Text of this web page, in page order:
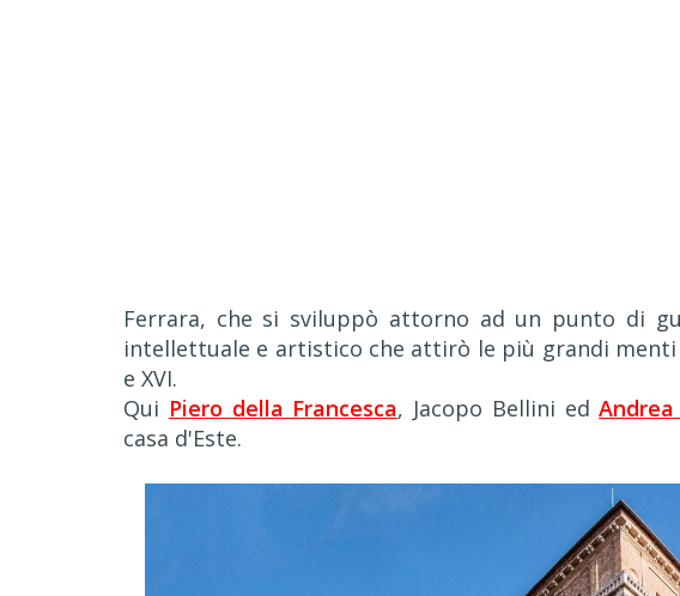
Ferrara, che si sviluppò attorno ad un punto di
intellettuale e artistico che attirò le più grandi menti
e XVI.
Qui Piero della Francesca, Jacopo Bellini ed
casa d'Este.